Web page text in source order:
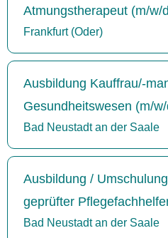
Atmungstherapeut (m/w/
Frankfurt (Oder)
Ausbildung Kauffrau/-
Gesundheitswesen (m/
Bad Neustadt an der Saale
Ausbildung /
geprüfter
Bad Neustadt an der Saale